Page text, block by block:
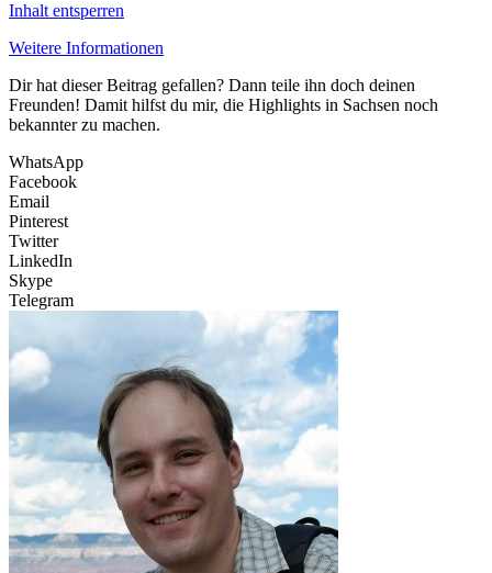
Inhalt entsperren
Weitere Informationen
Dir hat dieser Beitrag gefallen? Dann teile ihn doch deinen
Freunden! Damit hilfst du mir, die Highlights in Sachsen noch
bekannter zu machen.
WhatsApp
Facebook
Email
Pinterest
Twitter
LinkedIn
Skype
Telegram